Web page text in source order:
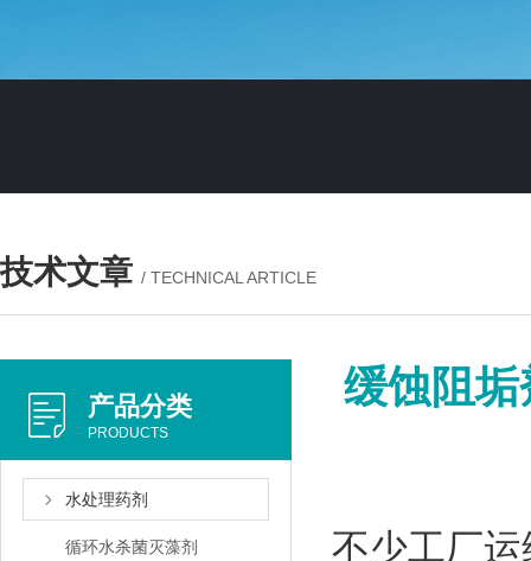
技术文章 / TECHNICAL ARTICLE
产品分类
PRODUCTS
水处理药剂
循环水杀菌灭藻剂
缓蚀阻
不少工厂